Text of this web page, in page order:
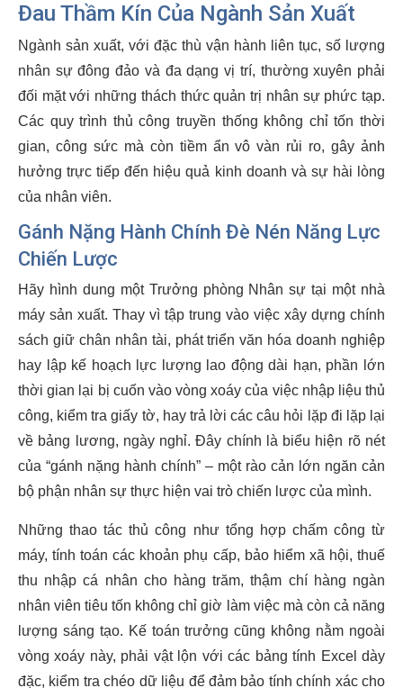
Đau Thầm Kín Của Ngành Sản Xuất
Ngành sản xuất, với đặc thù vận hành liên tục, số lượng
nhân sự đông đảo và đa dạng vị trí, thường xuyên phải
đối mặt với những thách thức quản trị nhân sự phức tạp.
Các quy trình thủ công truyền thống không chỉ tốn thời
gian, công sức mà còn tiềm ẩn vô vàn rủi ro, gây ảnh
hưởng trực tiếp đến hiệu quả kinh doanh và sự hài lòng
của nhân viên.
Gánh Nặng Hành Chính Đè Nén Năng Lực
Chiến Lược
Hãy hình dung một Trưởng phòng Nhân sự tại một nhà
máy sản xuất. Thay vì tập trung vào việc xây dựng chính
sách giữ chân nhân tài, phát triển văn hóa doanh nghiệp
hay lập kế hoạch lực lượng lao động dài hạn, phần lớn
thời gian lại bị cuốn vào vòng xoáy của việc nhập liệu thủ
công, kiểm tra giấy tờ, hay trả lời các câu hỏi lặp đi lặp lại
về bảng lương, ngày nghỉ. Đây chính là biểu hiện rõ nét
của “gánh nặng hành chính” – một rào cản lớn ngăn cản
bộ phận nhân sự thực hiện vai trò chiến lược của mình.
Những thao tác thủ công như tổng hợp chấm công từ
máy, tính toán các khoản phụ cấp, bảo hiểm xã hội, thuế
thu nhập cá nhân cho hàng trăm, thậm chí hàng ngàn
nhân viên tiêu tốn không chỉ giờ làm việc mà còn cả năng
lượng sáng tạo. Kế toán trưởng cũng không nằm ngoài
vòng xoáy này, phải vật lộn với các bảng tính Excel dày
đặc, kiểm tra chéo dữ liệu để đảm bảo tính chính xác cho